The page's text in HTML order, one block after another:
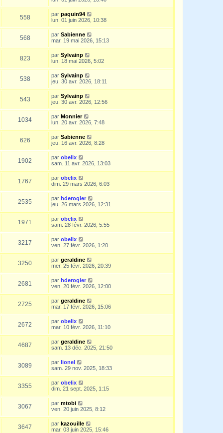
558 par paquin94
lun. 01 juin 2026, 10:38
568 par Sabienne
mar. 19 mai 2026, 15:13
823 par Sylvainp
lun. 18 mai 2026, 5:02
538 par Sylvainp
jeu. 30 avr. 2026, 18:11
543 par Sylvainp
jeu. 30 avr. 2026, 12:56
1034 par Monnier
lun. 20 avr. 2026, 7:48
626 par Sabienne
jeu. 16 avr. 2026, 8:28
1902 par obelix
sam. 11 avr. 2026, 13:03
1767 par obelix
dim. 29 mars 2026, 6:03
2535 par hderogier
jeu. 26 mars 2026, 12:31
1971 par obelix
sam. 28 févr. 2026, 5:55
3217 par obelix
ven. 27 févr. 2026, 1:20
3250 par geraldine
mer. 25 févr. 2026, 20:39
2681 par hderogier
ven. 20 févr. 2026, 12:00
2725 par geraldine
mar. 17 févr. 2026, 15:06
2672 par obelix
mar. 10 févr. 2026, 11:10
4687 par geraldine
sam. 13 déc. 2025, 21:50
3089 par lionel
sam. 29 nov. 2025, 18:33
3355 par obelix
dim. 21 sept. 2025, 1:15
3067 par mtobi
ven. 20 juin 2025, 8:12
3647 par kazouille
mar. 03 juin 2025, 15:46